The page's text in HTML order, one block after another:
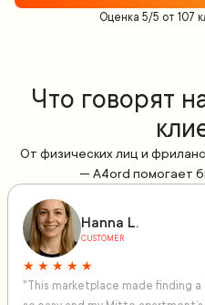
Оценка 5/5 от 107
Что говорят
От физических лиц и
— A4ord помогает
Hanna L.
CUSTOMER
★ ★ ★ ★ ★
"This marketplace made finding a